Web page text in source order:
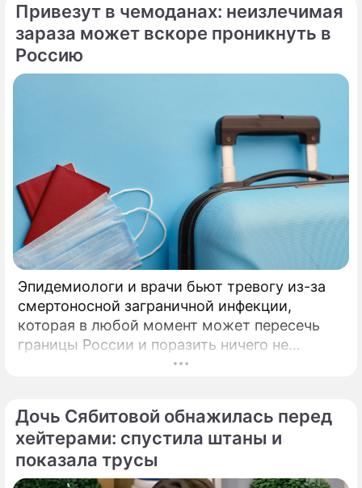
Никомидийских.
Привезут в чемоданах: неизлечимая
зараза может вскоре проникнуть в
Россию
Эпидемиологи и врачи бьют тревогу из-за
смертоносной заграничной инфекции,
которая в любой момент может пересечь
границы России и поразить ничего не
подозревающих граждан. Россию
и смертоносный вирус Бурбон.
Дочь Сябитовой обнажилась перед
хейтерами: спустила штаны и
показала трусы